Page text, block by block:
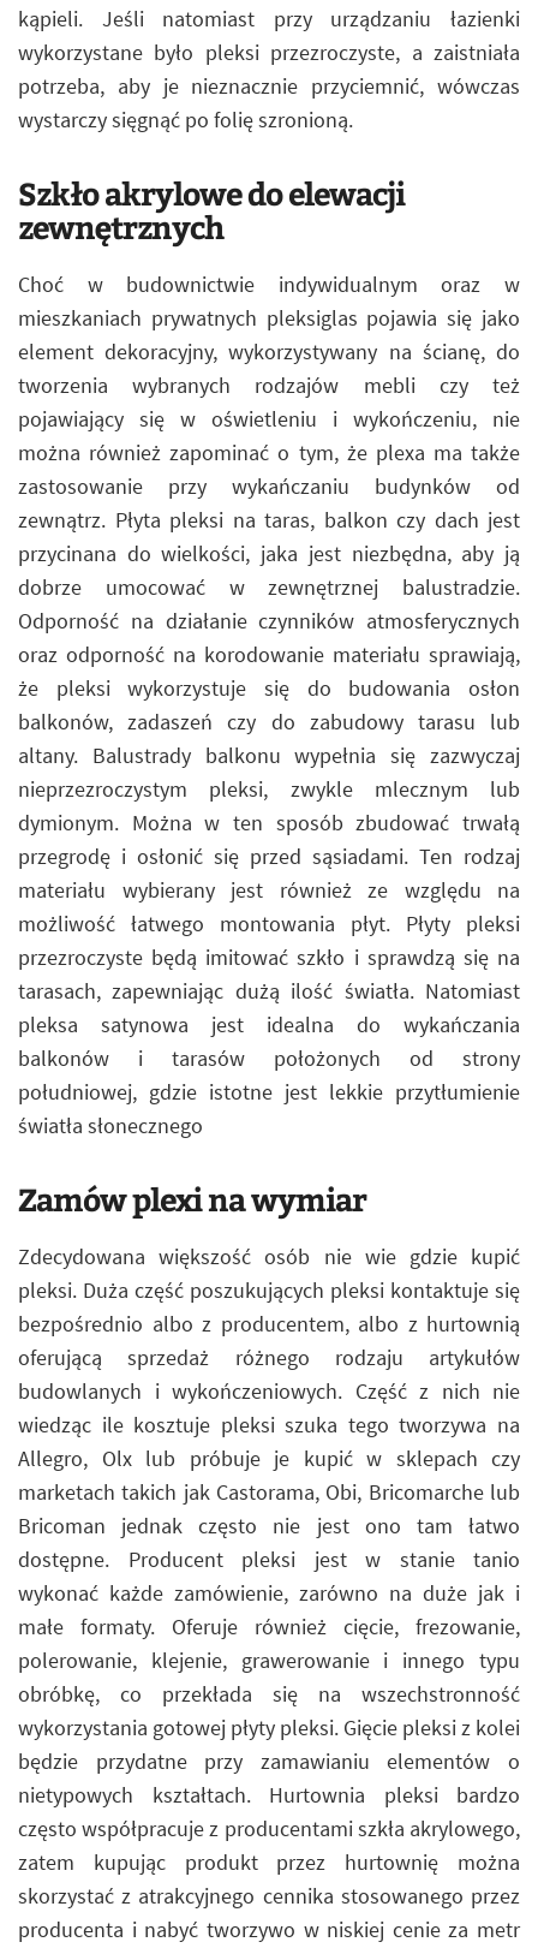
kąpieli. Jeśli natomiast przy urządzaniu łazienki
wykorzystane było pleksi przezroczyste, a zaistniała
potrzeba, aby je nieznacznie przyciemnić, wówczas
wystarczy sięgnąć po folię szronioną.
Szkło akrylowe do elewacji
zewnętrznych
Choć w budownictwie indywidualnym oraz w
mieszkaniach prywatnych pleksiglas pojawia się jako
element dekoracyjny, wykorzystywany na ścianę, do
tworzenia wybranych rodzajów mebli czy też
pojawiający się w oświetleniu i wykończeniu, nie
można również zapominać o tym, że plexa ma także
zastosowanie przy wykańczaniu budynków od
zewnątrz. Płyta pleksi na taras, balkon czy dach jest
przycinana do wielkości, jaka jest niezbędna, aby ją
dobrze umocować w zewnętrznej balustradzie.
Odporność na działanie czynników atmosferycznych
oraz odporność na korodowanie materiału sprawiają,
że pleksi wykorzystuje się do budowania osłon
balkonów, zadaszeń czy do zabudowy tarasu lub
altany. Balustrady balkonu wypełnia się zazwyczaj
nieprzezroczystym pleksi, zwykle mlecznym lub
dymionym. Można w ten sposób zbudować trwałą
przegrodę i osłonić się przed sąsiadami. Ten rodzaj
materiału wybierany jest również ze względu na
możliwość łatwego montowania płyt. Płyty pleksi
przezroczyste będą imitować szkło i sprawdzą się na
tarasach, zapewniając dużą ilość światła. Natomiast
pleksa satynowa jest idealna do wykańczania
balkonów i tarasów położonych od strony
południowej, gdzie istotne jest lekkie przytłumienie
światła słonecznego
Zamów plexi na wymiar
Zdecydowana większość osób nie wie gdzie kupić
pleksi. Duża część poszukujących pleksi kontaktuje się
bezpośrednio albo z producentem, albo z hurtownią
oferującą sprzedaż różnego rodzaju artykułów
budowlanych i wykończeniowych. Część z nich nie
wiedząc ile kosztuje pleksi szuka tego tworzywa na
Allegro, Olx lub próbuje je kupić w sklepach czy
marketach takich jak Castorama, Obi, Bricomarche lub
Bricoman jednak często nie jest ono tam łatwo
dostępne. Producent pleksi jest w stanie tanio
wykonać każde zamówienie, zarówno na duże jak i
małe formaty. Oferuje również cięcie, frezowanie,
polerowanie, klejenie, grawerowanie i innego typu
obróbkę, co przekłada się na wszechstronność
wykorzystania gotowej płyty pleksi. Gięcie pleksi z kolei
będzie przydatne przy zamawianiu elementów o
nietypowych kształtach. Hurtownia pleksi bardzo
często współpracuje z producentami szkła akrylowego,
zatem kupując produkt przez hurtownię można
skorzystać z atrakcyjnego cennika stosowanego przez
producenta i nabyć tworzywo w niskiej cenie za metr